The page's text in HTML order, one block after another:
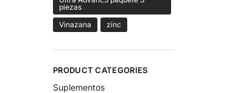
piezas
Vinazana
zinc
PRODUCT CATEGORIES
Suplementos